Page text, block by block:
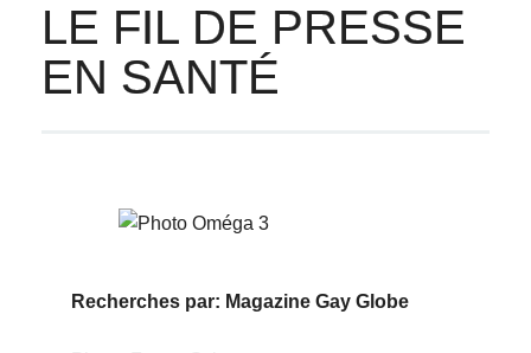
LE FIL DE PRESSE
EN SANTÉ
Recherches par: Magazine Gay Globe